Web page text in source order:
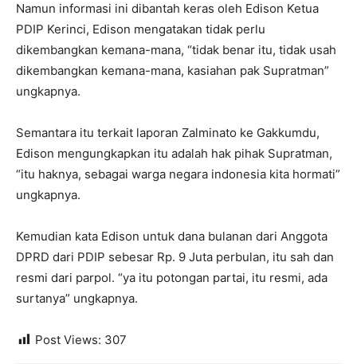
Namun informasi ini dibantah keras oleh Edison Ketua
PDIP Kerinci, Edison mengatakan tidak perlu
dikembangkan kemana-mana, “tidak benar itu, tidak usah
dikembangkan kemana-mana, kasiahan pak Supratman”
ungkapnya.
Semantara itu terkait laporan Zalminato ke Gakkumdu,
Edison mengungkapkan itu adalah hak pihak Supratman,
“itu haknya, sebagai warga negara indonesia kita hormati”
ungkapnya.
Kemudian kata Edison untuk dana bulanan dari Anggota
DPRD dari PDIP sebesar Rp. 9 Juta perbulan, itu sah dan
resmi dari parpol. “ya itu potongan partai, itu resmi, ada
surtanya” ungkapnya.
Post Views: 307